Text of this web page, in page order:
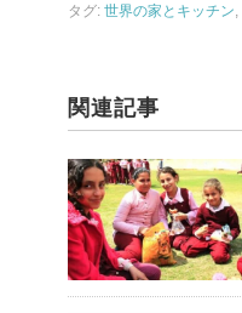
タグ: 世界の家とキッチン
関連記事